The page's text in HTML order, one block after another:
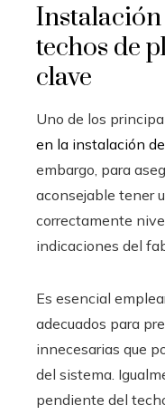
techos de
clave
Uno de los
en la instalación
embargo, para
aconsejable tener
correctamente
indicaciones del
Es esencial
adecuados para
innecesarias que
del sistema.
pendiente del